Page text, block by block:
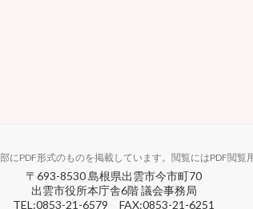
にPDF形式のものを掲載しています。閲覧にはPDF閲覧
〒693-8530 島根県出雲市今市町70
出雲市役所本庁舎6階 議会事務局
TEL:0853-21-6579 FAX:0853-21-6251